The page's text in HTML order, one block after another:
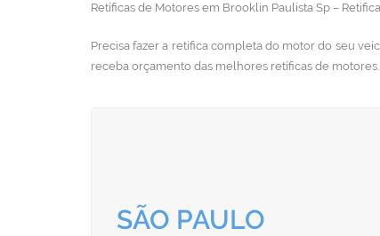
Retíficas de Motores em Brooklin Paulista Sp –
Precisa fazer a retífica completa do motor do seu
receba orçamento das melhores retíficas de motores.
SÃO PAULO